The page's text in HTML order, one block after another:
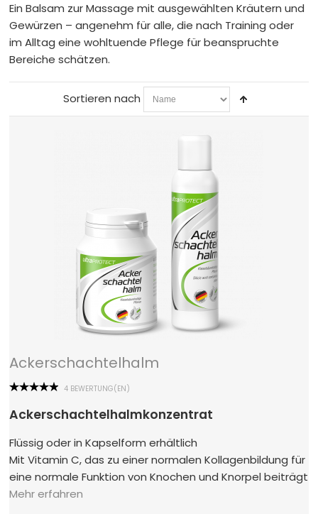
SALEProdukte mit kürzerem MHD und Restposten
ultraSPORTS
Händler
Ein Balsam zur Massage mit ausgewählten Kräutern und
Gewürzen – angenehm für alle, die nach Training oder
im Alltag eine wohltuende Pflege für beanspruchte
Bereiche schätzen.
Sortieren nach
Ackerschachtelhalm
4 BEWERTUNG(EN)
Ackerschachtelhalmkonzentrat
Flüssig oder in Kapselform erhältlich
Mit Vitamin C, das zu einer normalen Kollagenbildung für
eine normale Funktion von Knochen und Knorpel beiträgt
Mehr erfahren